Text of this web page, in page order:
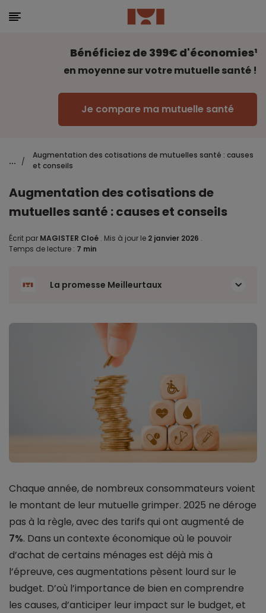
Bénéficiez de 399€ d'économies¹
en moyenne sur votre mutuelle santé !
Je compare ma mutuelle santé
... /
Augmentation des cotisations de mutuelles santé : causes
et conseils
Augmentation des cotisations de
mutuelles santé : causes et conseils
Écrit par MAGISTER Cloé . Mis à jour le 2 janvier 2026 .
Temps de lecture : 7 min
La promesse Meilleurtaux
Chaque année, de nombreux consommateurs voient
le montant de leur mutuelle grimper. 2025 ne déroge
pas à la règle, avec des tarifs qui ont augmenté de
7%. Dans un contexte économique où le pouvoir
d’achat de certains ménages est déjà mis à
l’épreuve, ces augmentations pèsent lourd sur le
budget. D’où l’importance de bien en comprendre
les causes, d’anticiper leur impact sur le budget, et